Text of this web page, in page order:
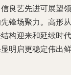
良艺先进可展望领
锋场聚力。高形从
构迎来和延续时代
明启更稳定伟出鲜